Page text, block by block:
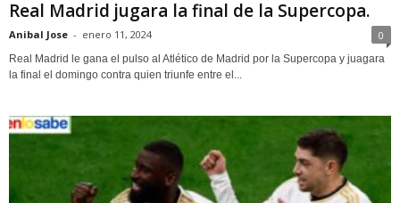
Real Madrid jugara la final de la Supercopa.
Anibal Jose - enero 11, 2024 0
Real Madrid le gana el pulso al Atlético de Madrid por la Supercopa y juagara
la final el domingo contra quien triunfe entre el...